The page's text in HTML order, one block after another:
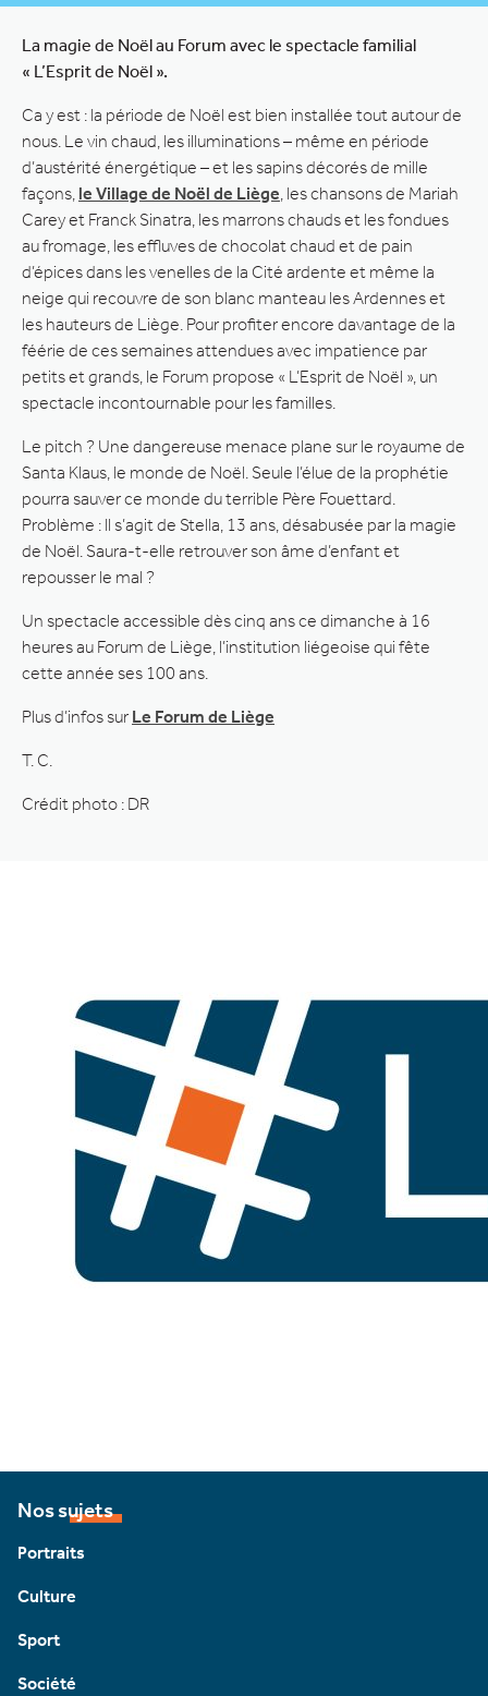
La magie de Noël au Forum avec le spectacle familial
« L’Esprit de Noël ».
Ca y est : la période de Noël est bien installée tout autour de
nous. Le vin chaud, les illuminations – même en période
d’austérité énergétique – et les sapins décorés de mille
façons, le Village de Noël de Liège , les chansons de Mariah
Carey et Franck Sinatra, les marrons chauds et les fondues
au fromage, les effluves de chocolat chaud et de pain
d’épices dans les venelles de la Cité ardente et même la
neige qui recouvre de son blanc manteau les Ardennes et
les hauteurs de Liège. Pour profiter encore davantage de la
féérie de ces semaines attendues avec impatience par
petits et grands, le Forum propose « L’Esprit de Noël », un
spectacle incontournable pour les familles.
Le pitch ? Une dangereuse menace plane sur le royaume de
Santa Klaus, le monde de Noël. Seule l’élue de la prophétie
pourra sauver ce monde du terrible Père Fouettard.
Problème : ll s’agit de Stella, 13 ans, désabusée par la magie
de Noël. Saura-t-elle retrouver son âme d’enfant et
repousser le mal ?
Un spectacle accessible dès cinq ans ce dimanche à 16
heures au Forum de Liège, l’institution liégeoise qui fête
cette année ses 100 ans.
Plus d’infos sur Le Forum de Liège
T. C.
Crédit photo : DR
Nos sujets
Portraits
Culture
Sport
Société